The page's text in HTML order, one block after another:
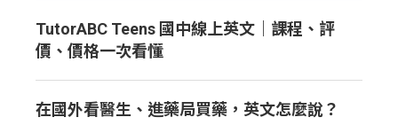
TutorABC Teens 國中線上英文｜課程、評
價、價格一次看懂
在國外看醫生、進藥局買藥，英文怎麼說？